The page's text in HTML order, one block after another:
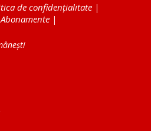
de confidențialitate |
Abonamente |